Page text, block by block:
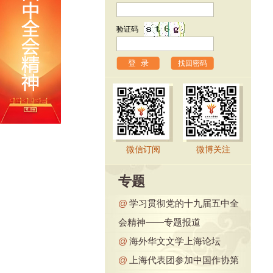
验证码
找回密码
微信订阅 微博关注
专题
@ 学习贯彻党的十九届五中全
会精神——专题报道
@ 海外华文文学上海论坛
@
上海代表团参加中国作协第